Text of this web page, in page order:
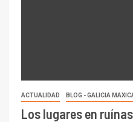
ACTUALIDAD BLOG - GALICIA
Los lugares en